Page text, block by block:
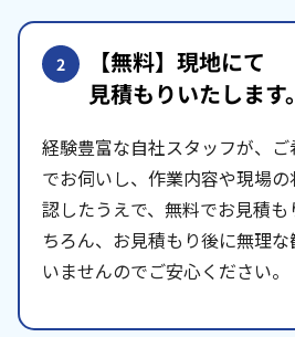
2 【無料】現地にて
見積もりいたします。
経験豊富な自社スタッフが、
でお伺いし、作業内容や現場
認したうえで、無料でお見積も
ちろん、お見積もり後に無理
いませんのでご安心ください。